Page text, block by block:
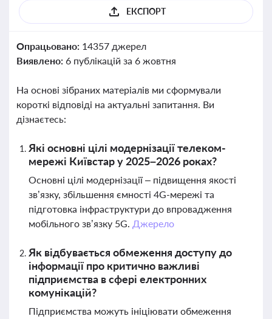
ЕКСПОРТ
Опрацьовано: 14357 джерел
Виявлено: 6 публікацій за 6 жовтня
На основі зібраних матеріалів ми сформували
короткі відповіді на актуальні запитання. Ви
дізнаєтесь:
Які основні цілі модернізації телеком-
мережі Київстар у 2025–2026 роках?
Основні цілі модернізації – підвищення якості
зв’язку, збільшення ємності 4G-мережі та
підготовка інфраструктури до впровадження
мобільного зв’язку 5G. Джерело
Як відбувається обмеження доступу до
інформації про критично важливі
підприємства в сфері електронних
комунікацій?
Підприємства можуть ініціювати обмеження